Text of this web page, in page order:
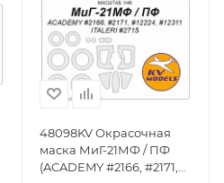
48098KV Окрасочная
маска МиГ-21МФ / ПФ
(ACADEMY #2166, #2171,